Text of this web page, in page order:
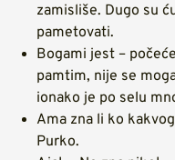
zamisliše. Dugo su
pametovati.
Bogami jest –
pamtim, nije se
ionako je po selu
Ama zna li ko
Purko.